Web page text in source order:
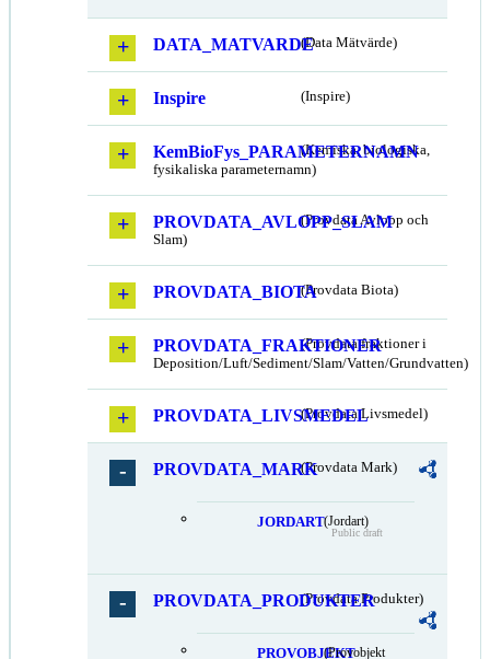
DATA_MATVARDE(Data Mätvärde)
Inspire (Inspire)
KemBioFys_PARAMETERNAMN
(Kemiska, biologiska,
fysikaliska parameternamn)
PROVDATA_AVLOPP_SLAM
(Provdata Avlopp och
Slam)
PROVDATA_BIOTA(Provdata Biota)
PROVDATA_FRAKTIONER
(Provdata fraktioner i
Deposition/Luft/Sediment/Slam/Vatten/Grundvatten)
PROVDATA_LIVSMEDEL
(Provdata Livsmedel)
PROVDATA_MARK(Provdata Mark)
JORDART(Jordart)
Public draft
PROVDATA_PRODUKTER
(Provdata Produkter)
PROVOBJEKT(Provobjekt